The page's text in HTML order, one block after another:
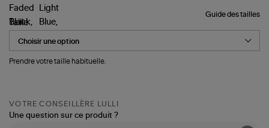
Guide des tailles
Taille
Prendre votre taille habituelle.
VOTRE CONSEILLÈRE LULLI
Une question sur ce produit ?